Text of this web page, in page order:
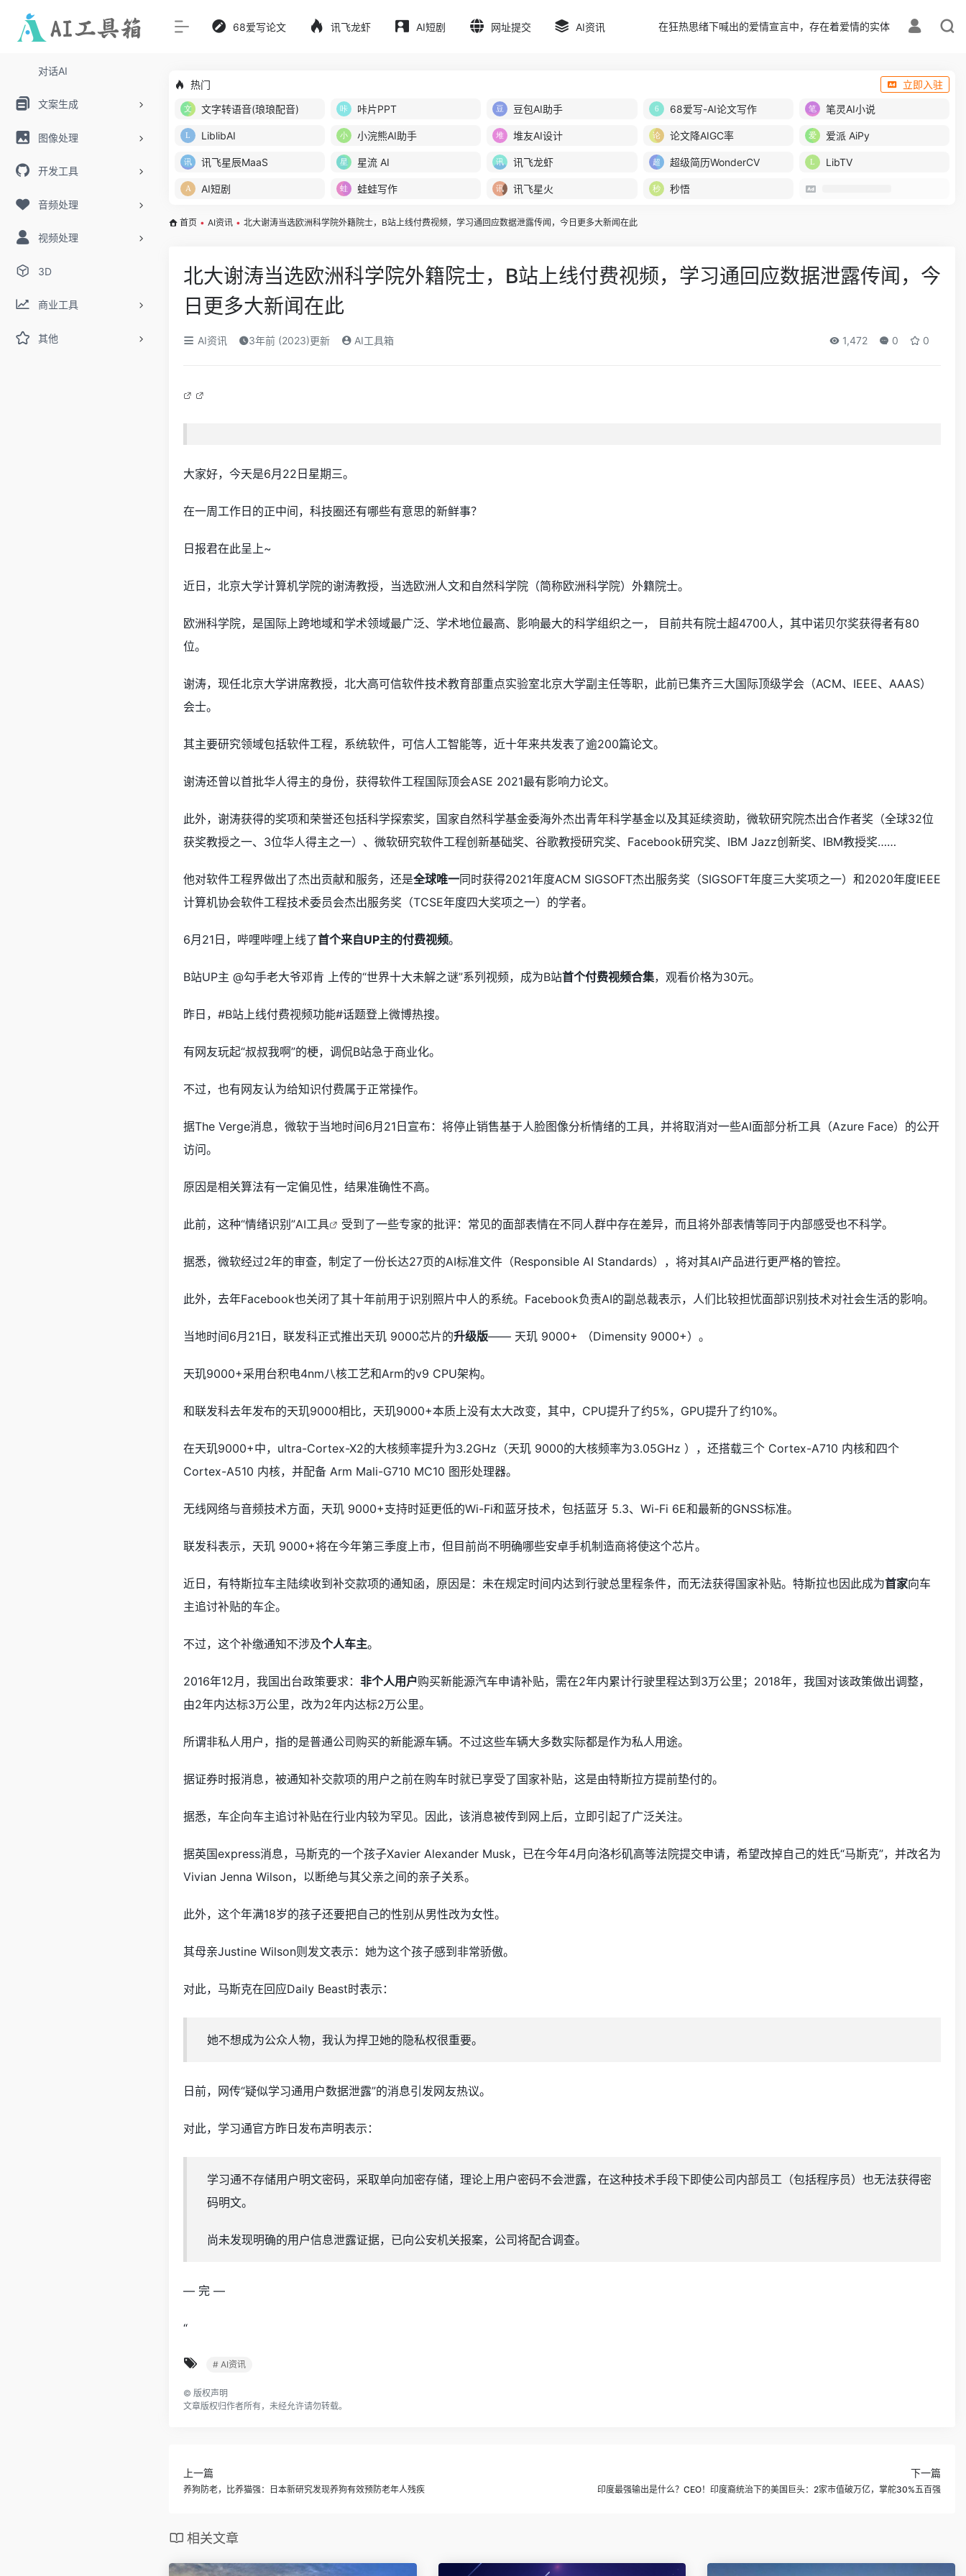
对话AI
文案生成
图像处理
开发工具
音频处理
视频处理
3D
商业工具
其他
68爱写论文 讯飞龙虾 AI短剧 网址提交 AI资讯 在狂热思绪下喊出的爱情宣言中，存在着爱情的实体
热门
立即入驻
文字转语音(琅琅配音)
咔片PPT 豆包AI助手 68爱写-AI论文写作 笔灵AI小说
LiblibAI 小浣熊AI助手 堆友AI设计 论文降AIGC率 爱派 AiPy
讯飞星辰MaaS 星流 AI 讯飞龙虾 超级简历WonderCV LibTV
AI短剧 蛙蛙写作 讯飞星火 秒悟
首页 • AI资讯 • 北大谢涛当选欧洲科学院外籍院士，B站上线付费视频，学习通回应数据泄露传闻，今日更多大新闻在此
北大谢涛当选欧洲科学院外籍院士，B站上线付费视频，学习通回应数据泄露传闻，今
日更多大新闻在此
AI资讯 3年前 (2023)更新 AI工具箱 1,472 0 0
大家好，今天是6月22日星期三。
在一周工作日的正中间，科技圈还有哪些有意思的新鲜事？
日报君在此呈上~
近日，北京大学计算机学院的谢涛教授，当选欧洲人文和自然科学院 （简称欧洲科学院） 外籍院士。
欧洲科学院，是国际上跨地域和学术领域最广泛、学术地位最高、影响最大的科学组织之一， 目前共有院士超4700人，其中诺贝尔奖获得者有80
位。
谢涛，现任北京大学讲席教授，北大高可信软件技术教育部重点实验室北京大学副主任等职，此前已集齐三大国际顶级学会 （ACM、IEEE、AAAS）
会士。
其主要研究领域包括软件工程，系统软件，可信人工智能等，近十年来共发表了逾200篇论文。
谢涛还曾以首批华人得主的身份，获得软件工程国际顶会ASE 2021最有影响力论文。
此外，谢涛获得的奖项和荣誉还包括科学探索奖，国家自然科学基金委海外杰出青年科学基金以及其延续资助，微软研究院杰出合作者奖 （全球32位
获奖教授之一、3位华人得主之一） 、微软研究软件工程创新基础奖、谷歌教授研究奖、Facebook研究奖、IBM Jazz创新奖、IBM教授奖……
他对软件工程界做出了杰出贡献和服务，还是全球唯一同时获得2021年度ACM SIGSOFT杰出服务奖 （SIGSOFT年度三大奖项之一） 和2020年度IEEE
计算机协会软件工程技术委员会杰出服务奖 （TCSE年度四大奖项之一） 的学者。
6月21日，哔哩哔哩上线了首个来自UP主的付费视频。
B站UP主 @勾手老大爷邓肯 上传的“世界十大未解之谜”系列视频，成为B站首个付费视频合集，观看价格为30元。
昨日，#B站上线付费视频功能#话题登上微博热搜。
有网友玩起“叔叔我啊”的梗，调侃B站急于商业化。
不过，也有网友认为给知识付费属于正常操作。
据The Verge消息，微软于当地时间6月21日宣布：将停止销售基于人脸图像分析情绪的工具，并将取消对一些AI面部分析工具 （Azure Face） 的公开
访问。
原因是相关算法有一定偏见性，结果准确性不高。
此前，这种“情绪识别”AI工具 受到了一些专家的批评：常见的面部表情在不同人群中存在差异，而且将外部表情等同于内部感受也不科学。
据悉，微软经过2年的审查，制定了一份长达27页的AI标准文件 （Responsible AI Standards） ，将对其AI产品进行更严格的管控。
此外，去年Facebook也关闭了其十年前用于识别照片中人的系统。Facebook负责AI的副总裁表示，人们比较担忧面部识别技术对社会生活的影响。
当地时间6月21日，联发科正式推出天玑 9000芯片的升级版—— 天玑 9000+ （Dimensity 9000+） 。
天玑9000+采用台积电4nm八核工艺和Arm的v9 CPU架构。
和联发科去年发布的天玑9000相比，天玑9000+本质上没有太大改变，其中，CPU提升了约5%，GPU提升了约10%。
在天玑9000+中，ultra-Cortex-X2的大核频率提升为3.2GHz （天玑 9000的大核频率为3.05GHz ） ，还搭载三个 Cortex-A710 内核和四个
Cortex-A510 内核，并配备 Arm Mali-G710 MC10 图形处理器。
无线网络与音频技术方面，天玑 9000+支持时延更低的Wi-Fi和蓝牙技术，包括蓝牙 5.3、Wi-Fi 6E和最新的GNSS标准。
联发科表示，天玑 9000+将在今年第三季度上市，但目前尚不明确哪些安卓手机制造商将使这个芯片。
近日，有特斯拉车主陆续收到补交款项的通知函，原因是：未在规定时间内达到行驶总里程条件，而无法获得国家补贴。特斯拉也因此成为首家向车
主追讨补贴的车企。
不过，这个补缴通知不涉及个人车主。
2016年12月，我国出台政策要求： 非个人用户购买新能源汽车申请补贴，需在2年内累计行驶里程达到3万公里；2018年，我国对该政策做出调整，
由2年内达标3万公里，改为2年内达标2万公里。
所谓非私人用户，指的是普通公司购买的新能源车辆。不过这些车辆大多数实际都是作为私人用途。
据证券时报消息，被通知补交款项的用户之前在购车时就已享受了国家补贴，这是由特斯拉方提前垫付的。
据悉，车企向车主追讨补贴在行业内较为罕见。因此，该消息被传到网上后，立即引起了广泛关注。
据英国express消息，马斯克的一个孩子Xavier Alexander Musk，已在今年4月向洛杉矶高等法院提交申请，希望改掉自己的姓氏“马斯克”，并改名为
Vivian Jenna Wilson，以断绝与其父亲之间的亲子关系。
此外，这个年满18岁的孩子还要把自己的性别从男性改为女性。
其母亲Justine Wilson则发文表示：她为这个孩子感到非常骄傲。
对此，马斯克在回应Daily Beast时表示：
她不想成为公众人物，我认为捍卫她的隐私权很重要。
日前，网传“疑似学习通用户数据泄露”的消息引发网友热议。
对此，学习通官方昨日发布声明表示：
学习通不存储用户明文密码，采取单向加密存储，理论上用户密码不会泄露，在这种技术手段下即使公司内部员工（包括程序员）也无法获得密
码明文。
尚未发现明确的用户信息泄露证据，已向公安机关报案，公司将配合调查。
— 完 —
“
# AI资讯
© 版权声明
文章版权归作者所有，未经允许请勿转载。
上一篇
养狗防老，比养猫强：日本新研究发现养狗有效预防老年人残疾
下一篇
印度最强输出是什么？CEO！印度裔统治下的美国巨头：2家市值破万亿，掌舵30%五百强
相关文章